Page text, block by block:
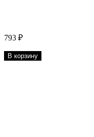
793 ₽
В корзину